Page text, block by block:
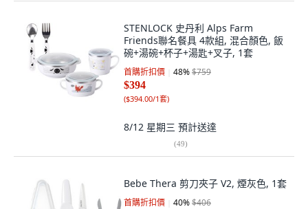
STENLOCK 史丹利 Alps Farm
Friends聯名餐具 4款組, 混合顏色, 飯
碗+湯碗+杯子+湯匙+叉子, 1套
首購折扣價 48%$759
$394
($394.00/1套)
8/12 星期三 預計送達
(49)
Bebe Thera 剪刀夾子 V2, 煙灰色, 1套
首購折扣價 40%$406